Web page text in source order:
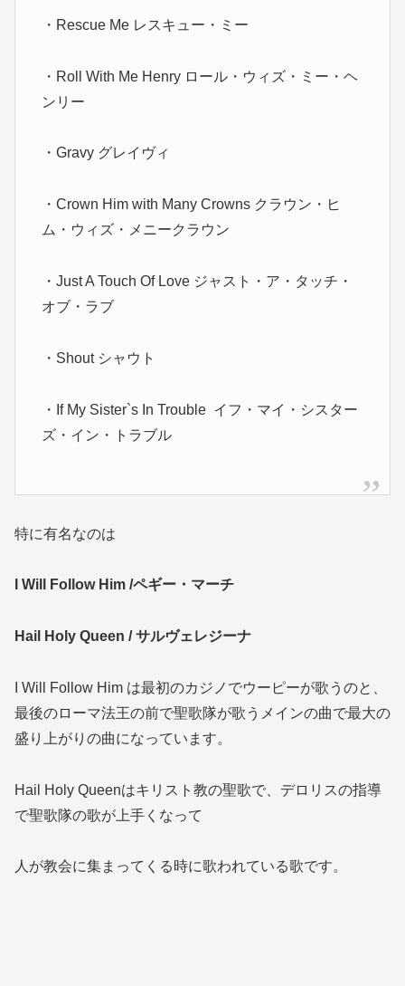
・Rescue Me レスキュー・ミー
・Roll With Me Henry ロール・ウィズ・ミー・ヘ
ンリー
・Gravy グレイヴィ
・Crown Him with Many Crowns クラウン・ヒ
ム・ウィズ・メニークラウン
・Just A Touch Of Love ジャスト・ア・タッチ・
オブ・ラブ
・Shout シャウト
・If My Sister`s In Trouble イフ・マイ・シスター
ズ・イン・トラブル
特に有名なのは
I Will Follow Him /ペギー・マーチ
Hail Holy Queen / サルヴェレジーナ
I Will Follow Him は最初のカジノでウーピーが歌うのと、
最後のローマ法王の前で聖歌隊が歌うメインの曲で最大の
盛り上がりの曲になっています。
Hail Holy Queenはキリスト教の聖歌で、デロリスの指導
で聖歌隊の歌が上手くなって
人が教会に集まってくる時に歌われている歌です。